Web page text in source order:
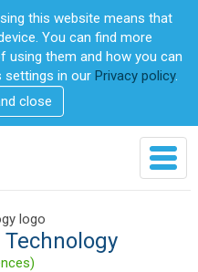
this website means that
You can find more
them and how you can
settings in our Privacy policy.
close
T
o